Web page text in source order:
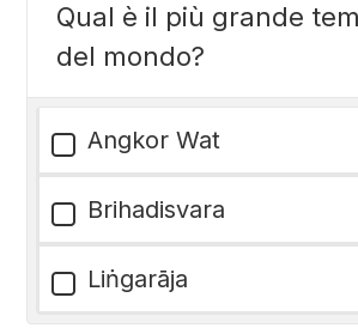
Qual è il più grande
del mondo?
Angkor Wat
Brihadisvara
Liṅgarāja